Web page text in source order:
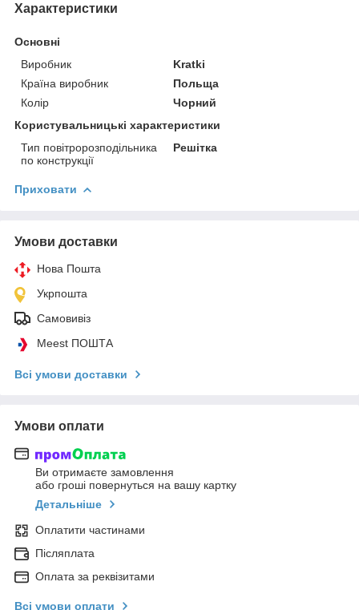
Характеристики
Основні
Виробник
Kratki
Країна виробник
Польща
Колір
Чорний
Користувальницькі характеристики
Тип повітророзподільника
по конструкції
Решітка
Приховати
Умови доставки
Нова Пошта
Укрпошта
Самовивіз
Meest ПОШТА
Всі умови доставки
Умови оплати
Ви отримаєте замовлення
або гроші повернуться на вашу картку
Детальніше
Оплатити частинами
Післяплата
Оплата за реквізитами
Всі умови оплати